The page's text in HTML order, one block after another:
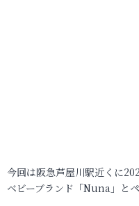
今回は阪急芦屋川駅近くに
ベビーブランド「Nuna」と